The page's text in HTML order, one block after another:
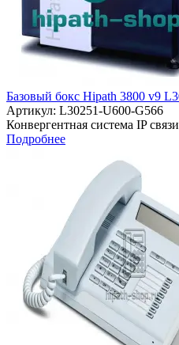
Базовый бокс Hipath 3800 v9
Артикул: L30251-U600-G566
Конвергентная система IP
Подробнее